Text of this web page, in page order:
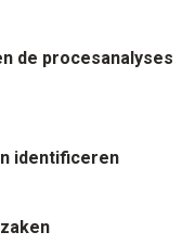
de procesanalyses
identificeren